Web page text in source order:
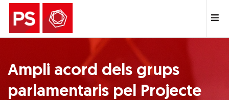
Ampli acord dels grups
parlamentaris pel Projecte